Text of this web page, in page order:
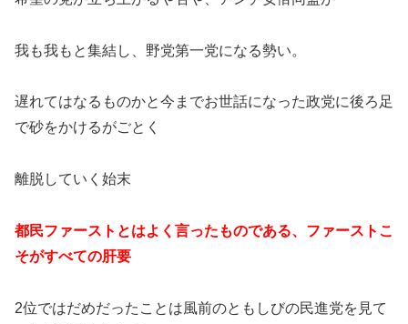
我も我もと集結し、野党第一党になる勢い。
遅れてはなるものかと今までお世話になった政党に後ろ足
で砂をかけるがごとく
離脱していく始末
都民ファーストとはよく言ったものである、ファーストこ
そがすべての肝要
2位ではだめだったことは風前のともしびの民進党を見て